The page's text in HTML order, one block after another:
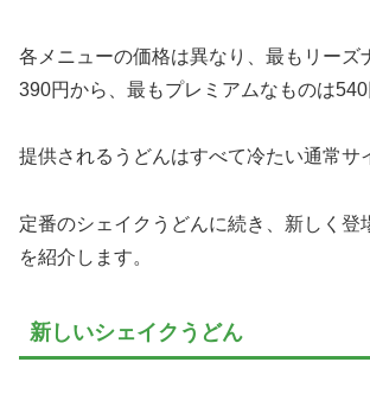
各メニューの価格は異なり、最もリーズ
390円から、最もプレミアムなものは540
提供されるうどんはすべて冷たい通常サ
定番のシェイクうどんに続き、新しく登
を紹介します。
新しいシェイクうどん